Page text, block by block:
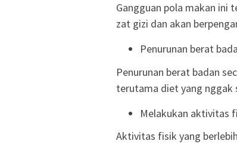
Gangguan pola makan ini
zat gizi dan akan
Penurunan berat
Penurunan berat badan
terutama diet yang nggak
Melakukan aktivitas
Aktivitas fisik yang